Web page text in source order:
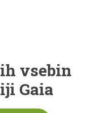
vsebin
Gaia